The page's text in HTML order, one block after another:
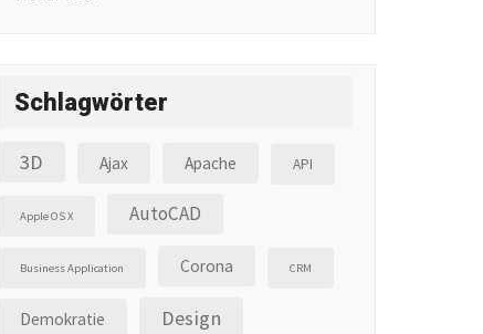
Schlagwörter
3D Ajax Apache API
Apple OS X AutoCAD
Business Application Corona CRM
Demokratie Design